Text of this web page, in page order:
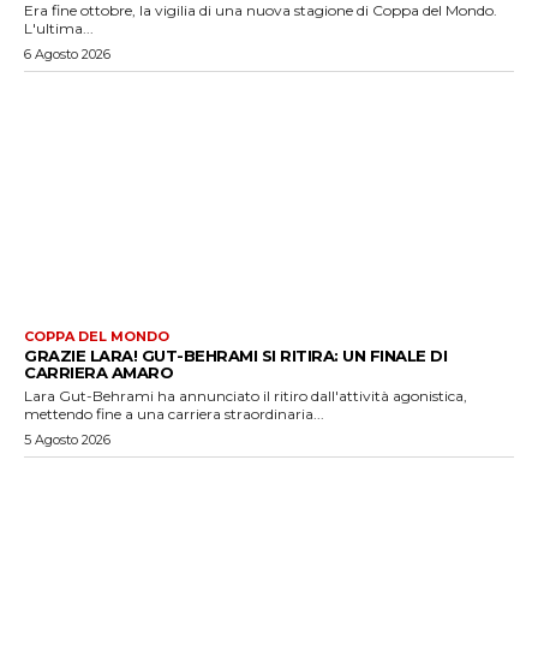
Era fine ottobre, la vigilia di una nuova stagione di Coppa del Mondo.
L'ultima...
6 Agosto 2026
COPPA DEL MONDO
GRAZIE LARA! GUT-BEHRAMI SI RITIRA: UN FINALE DI
CARRIERA AMARO
Lara Gut-Behrami ha annunciato il ritiro dall'attività agonistica,
mettendo fine a una carriera straordinaria...
5 Agosto 2026